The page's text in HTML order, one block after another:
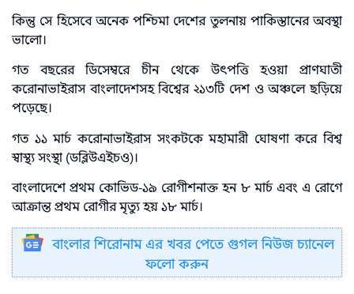
কিন্তু সে হিসেবে অনেক পশ্চিমা দেশের তুলনায় পাকিস্তানের অবস্থা
ভালো।
গত বছরের ডিসেম্বরে চীন থেকে উৎপত্তি হওয়া প্রাণঘাতী
করোনাভাইরাস বাংলাদেশসহ বিশ্বের ২১৩টি দেশ ও অঞ্চলে ছড়িয়ে
পড়েছে।
গত ১১ মার্চ করোনাভাইরাস সংকটকে মহামারী ঘোষণা করে বিশ্ব
স্বাস্থ্য সংস্থা (ডব্লিউএইচও)।
বাংলাদেশে প্রথম কোভিড-১৯ রোগীশনাক্ত হন ৮ মার্চ এবং এ রোগে
আক্রান্ত প্রথম রোগীর মৃত্যু হয় ১৮ মার্চ।
বাংলার শিরোনাম এর খবর পেতে গুগল নিউজ চ্যানেল
ফলো করুন